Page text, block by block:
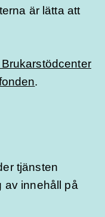
är lätta att
.
tjänsten
av innehåll på